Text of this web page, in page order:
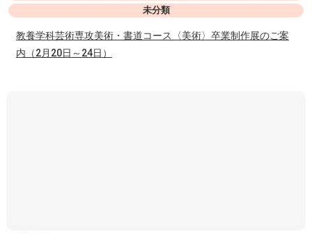
未分類
教養学科芸術専攻美術・書道コース〈美術〉卒業制作展のご案
内（2月20日～24日）